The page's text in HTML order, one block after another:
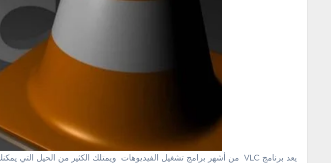
يعد برنامج VLC من أشهر برامج تشغيل الفيديوهات ويمتلك الكثير من الحيل التي يمكنك إستخدامها والإستفادة منها وبالتأكيد أنه يمتلك خاصية تحويل الفيديو .وخصوصاً بأن